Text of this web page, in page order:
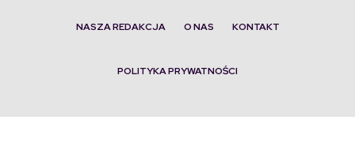
NASZA REDAKCJA O NAS KONTAKT
POLITYKA PRYWATNOŚCI